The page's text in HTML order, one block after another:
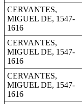
CERVANTES,
MIGUEL DE, 1547-
1616
CERVANTES,
MIGUEL DE, 1547-
1616
CERVANTES,
MIGUEL DE, 1547-
1616